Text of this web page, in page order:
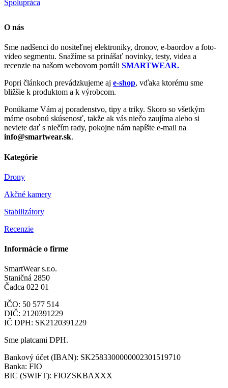
O nás
Sme nadšenci do nositeľnej elektroniky, dronov, e-baordov a foto-
video segmentu. Snažíme sa prinášať novinky, testy, videa a
recenzie na našom webovom portáli SMARTWEAR.
Popri článkoch prevádzkujeme aj e-shop, vďaka ktorému sme
bližšie k produktom a k výrobcom.
Ponúkame Vám aj poradenstvo, tipy a triky. Skoro so všetkým
máme osobnú skúsenosť, takže ak vás niečo zaujíma alebo si
neviete dať s niečím rady, pokojne nám napíšte e-mail na
info@smartwear.sk.
Kategórie
Drony
Akčné kamery
Stabilizátory
Recenzie
Informácie o firme
SmartWear s.r.o.
Staničná 2850
Čadca 022 01
IČO: 50 577 514
DIČ: 2120391229
IČ DPH: SK2120391229
Sme platcami DPH.
Bankový účet (IBAN): SK2583300000002301519710
Banka: FIO
BIC (SWIFT): FIOZSKBAXXX